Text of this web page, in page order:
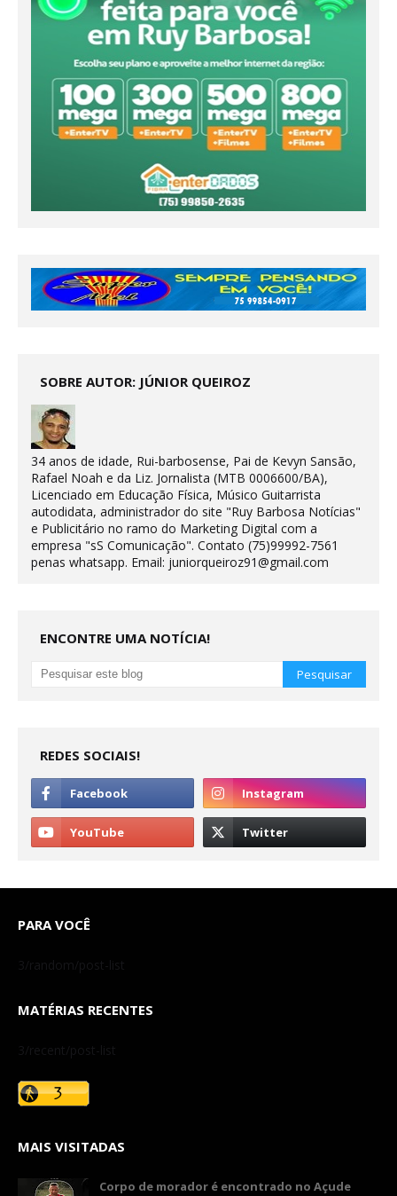
SOBRE AUTOR: JÚNIOR QUEIROZ
34 anos de idade, Rui-barbosense, Pai de Kevyn Sansão,
Rafael Noah e da Liz. Jornalista (MTB 0006600/BA),
Licenciado em Educação Física, Músico Guitarrista
autodidata, administrador do site "Ruy Barbosa Notícias"
e Publicitário no ramo do Marketing Digital com a
empresa "sS Comunicação". Contato (75)99992-7561
penas whatsapp. Email: juniorqueiroz91@gmail.com
ENCONTRE UMA NOTÍCIA!
REDES SOCIAIS!
PARA VOCÊ
3/random/post-list
MATÉRIAS RECENTES
3/recent/post-list
MAIS VISITADAS
Corpo de morador é encontrado no Açude